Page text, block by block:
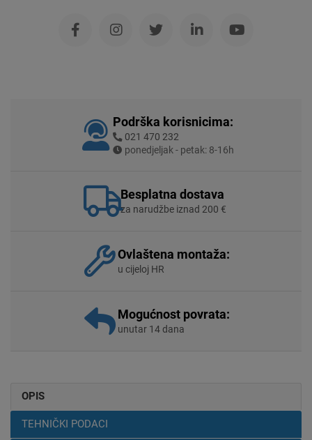
Podrška korisnicima:
021 470 232
ponedjeljak - petak: 8-16h
Besplatna dostava
za narudžbe iznad 200 €
Ovlaštena montaža:
u cijeloj HR
Mogućnost povrata:
unutar 14 dana
OPIS
TEHNIČKI PODACI